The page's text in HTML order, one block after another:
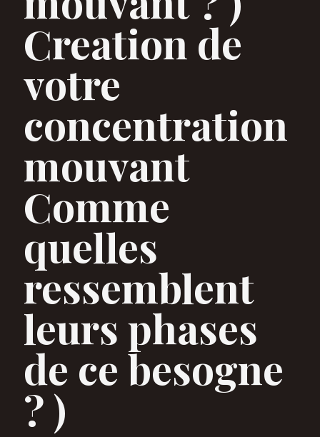
Creation de
votre
concentration
mouvant
Comme
quelles
ressemblent
leurs phases
de ce besogne
? )